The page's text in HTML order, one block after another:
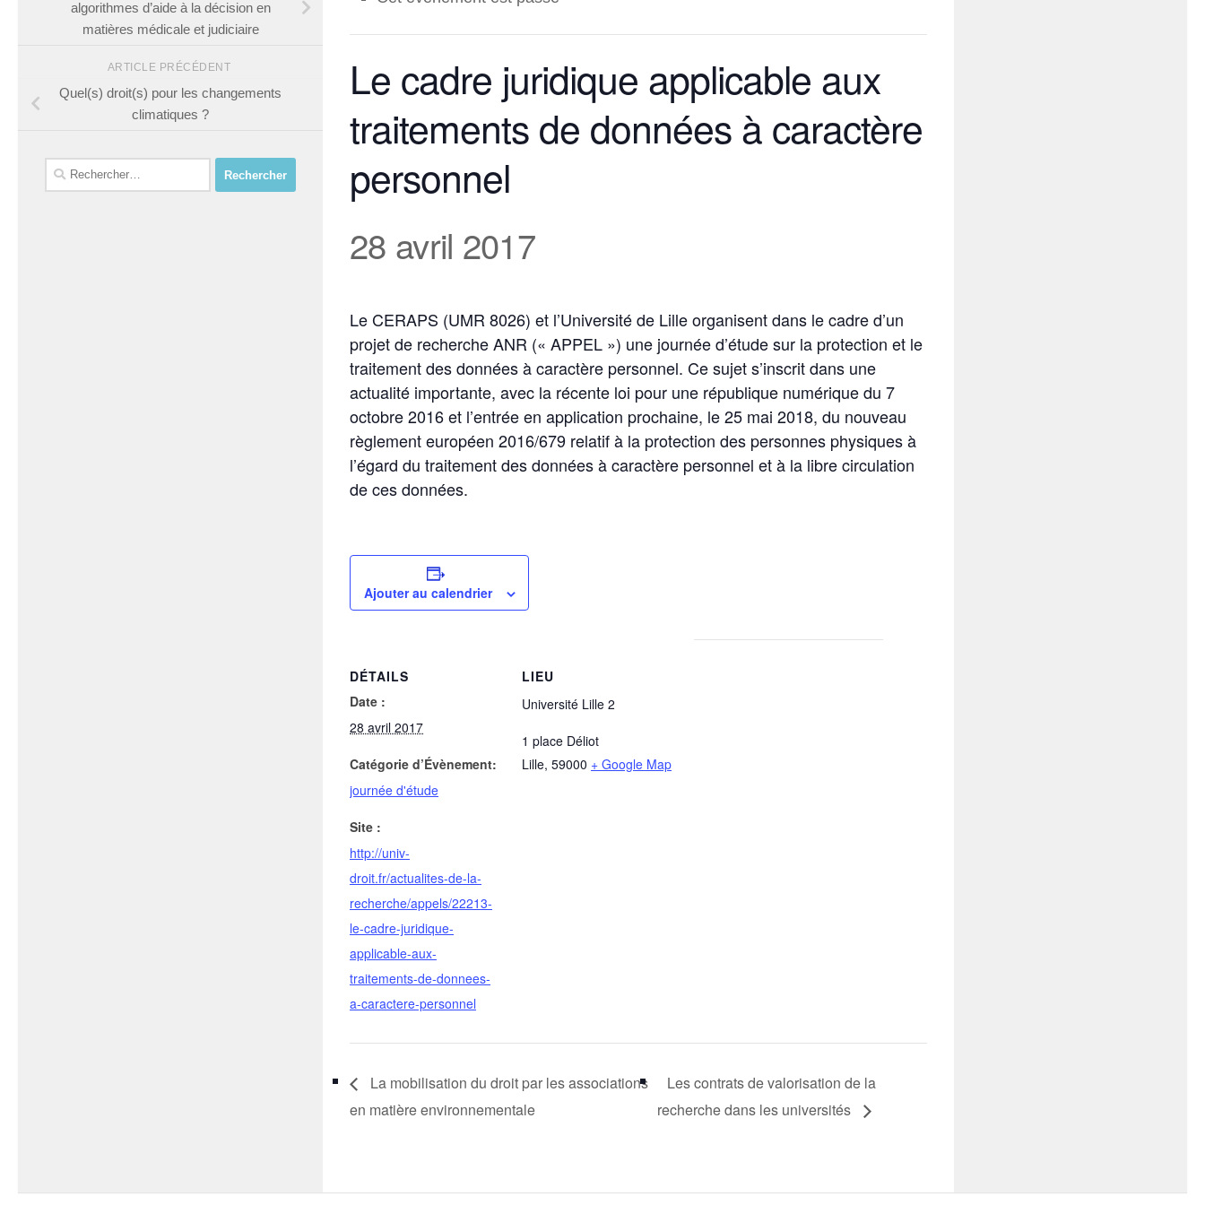
Le cadre juridique applicable aux
traitements de données à caractère
personnel
28 avril 2017
Le CERAPS (UMR 8026) et l’Université de Lille organisent dans le cadre d’un
projet de recherche ANR (« APPEL ») une journée d’étude sur la protection et le
traitement des données à caractère personnel. Ce sujet s’inscrit dans une
actualité importante, avec la récente loi pour une république numérique du 7
octobre 2016 et l’entrée en application prochaine, le 25 mai 2018, du nouveau
règlement européen 2016/679 relatif à la protection des personnes physiques à
l’égard du traitement des données à caractère personnel et à la libre circulation
de ces données.
Ajouter au calendrier
DÉTAILS
Date :
28 avril 2017
Catégorie d’Évènement:
journée d'étude
Site :
http://univ-
droit.fr/actualites-de-la-
recherche/appels/22213-
le-cadre-juridique-
applicable-aux-
traitements-de-donnees-
a-caractere-personnel
LIEU
Université Lille 2
1 place Déliot
Lille, 59000 + Google Map
La mobilisation du droit par les associations
en matière environnementale
Les contrats de valorisation de la
recherche dans les universités
algorithmes d’aide à la décision en
matières médicale et judiciaire
ARTICLE PRÉCÉDENT
Quel(s) droit(s) pour les changements
climatiques ?
Rechercher :